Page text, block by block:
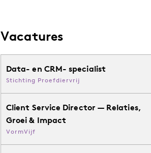
Vacatures
Data- en CRM- specialist
Stichting Proefdiervrij
Client Service Director — Relaties,
Groei & Impact
VormVijf